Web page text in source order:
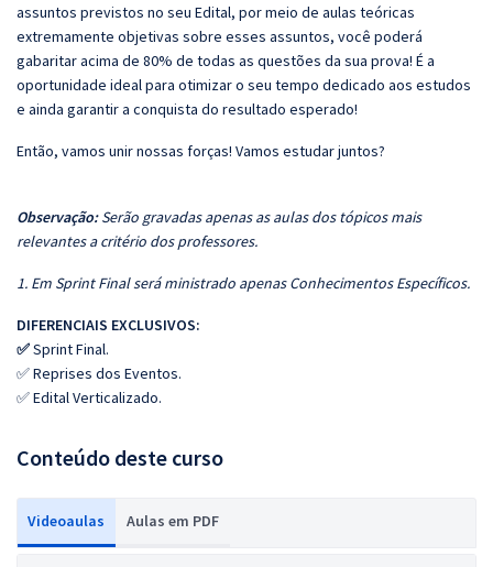
assuntos previstos no seu Edital, por meio de aulas teóricas
extremamente objetivas sobre esses assuntos, você poderá
gabaritar acima de 80% de todas as questões da sua prova! É a
oportunidade ideal para otimizar o seu tempo dedicado aos estudos
e ainda garantir a conquista do resultado esperado!
Então, vamos unir nossas forças! Vamos estudar juntos?
Observação:Serão gravadas apenas as aulas dos tópicos mais
relevantes a critério dos professores.
1. Em Sprint Final será ministrado apenas Conhecimentos Específicos.
DIFERENCIAIS EXCLUSIVOS:
✅Sprint Final.
✅ Reprises dos Eventos.
✅ Edital Verticalizado.
Conteúdo deste curso
Videoaulas Aulas em PDF